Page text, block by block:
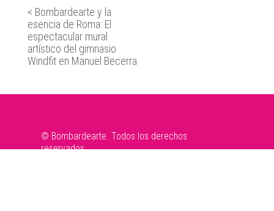
< Bombardearte y la
esencia de Roma: El
espectacular mural
artístico del gimnasio
Windfit en Manuel Becerra
© Bombardearte. Todos los derechos
reservados